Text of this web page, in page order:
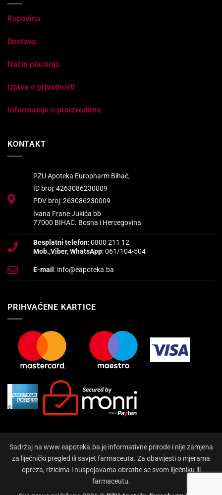
Kupovina
Dostava
Način plaćanja
Izjava o privatnosti
Informacije o proizvodima
KONTAKT
PZU Apoteka Europharm Bihać,
ID broj: 4263086230009
PDV broj: 263086230009
Ivana Frane Jukića bb
77000 BIHAĆ. Bosna i Hercegovina
Besplatni telefon: 0800 211 12
Mob.,Viber, WhatsApp: 061/104-504
E-mail : info@eapoteka.ba
PRIHVAĆENE KARTICE
Sadržaj na www.eapoteka.ba je informativne prirode i nije zamjena
za liječnički pregled ili savjet farmaceuta. Za obavijesti o mjerama
opreza, rizicima i nuspojavama obratite se svom liječniku ili
farmaceutu.